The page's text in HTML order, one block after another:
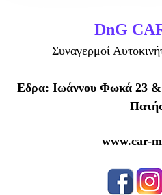
DnG
Συναγερμοί
Εδρα: Ιωάννου Φωκά 23
www.car-